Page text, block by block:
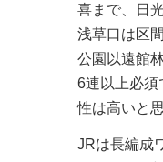
喜まで、日
浅草口は区
公園以遠館
6連以上必須
性は高いと
JRは長編成